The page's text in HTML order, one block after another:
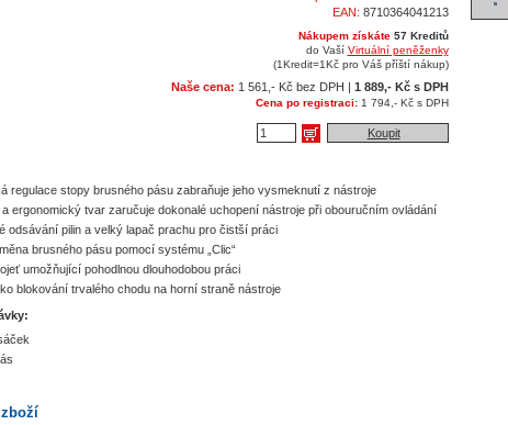
EAN: 8710364041213
Nákupem získáte57 Kreditů
do Vaší Virtuální peněženky
(1Kredit=1Kč pro Váš příští nákup)
Naše cena: 1 561,- Kč bez DPH | 1 889,- Kč s DPH
Cena po registraci:1 794,- Kč s DPH
Koupit
regulace stopy brusného pásu zabraňuje jeho vysmeknutí z nástroje
ergonomický tvar zaručuje dokonalé uchopení nástroje při obouručním ovládání
odsávání pilin a velký lapač prachu pro čistší práci
brusného pásu pomocí systému „Clic“
umožňující pohodlnou dlouhodobou práci
blokování trvalého chodu na horní straně nástroje